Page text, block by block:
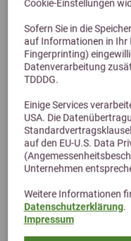
Cookie-Einstellungen
Sofern Sie in die
auf Informationen in Ihr
Fingerprinting)
Datenverarbeitung
TDDDG.
Einige Services
USA. Die
auf den EU-U.S. Data
Unternehmen
Weitere Informationen
Datenschutzerklärung.
Impressum